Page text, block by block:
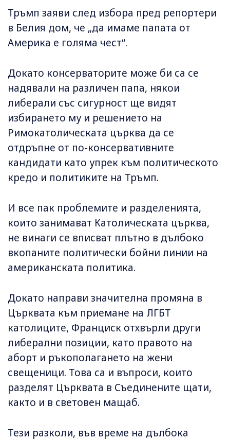
Тръмп заяви след избора пред репортери
в Белия дом, че „да имаме папата от
Америка е голяма чест“.
Докато консерваторите може би са се
надявали на различен папа, някои
либерали със сигурност ще видят
избирането му и решението на
Римокатолическата църква да се
отдръпне от по-консервативните
кандидати като упрек към политическото
кредо и политиките на Тръмп.
И все пак проблемите и разделенията,
които занимават Католическата църква,
не винаги се вписват плътно в дълбоко
вкопаните политически бойни линии на
американската политика.
Докато направи значителна промяна в
Църквата към приемане на ЛГБТ
католиците, Франциск отхвърли други
либерални позиции, като правото на
аборт и ръкополагането на жени
свещеници. Това са и въпроси, които
разделят Църквата в Съединените щати,
както и в световен мащаб.
Тези разколи, във време на дълбока